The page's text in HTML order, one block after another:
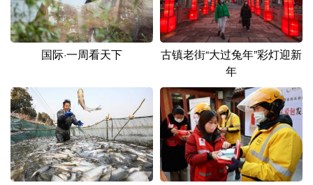
国际·一周看天下
古镇老街“大过兔年”彩灯迎新
年